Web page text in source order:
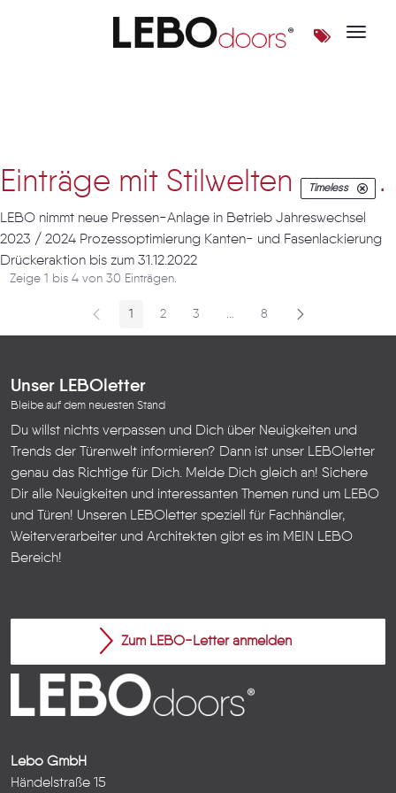
Toggle
Einträge mit Stilwelten Timeless .
LEBO nimmt neue Pressen-Anlage in Betrieb Jahreswechsel
2023 / 2024 Prozessoptimierung Kanten- und Fasenlackierung
Drückeraktion bis zum 31.12.2022
Zeige 1 bis 4 von 30 Einträgen.
Seite
1 Seite
2 Seite
3 ...Zwischenseiten
Seite
8
Unser LEBOletter
Bleibe auf dem neuesten Stand
Du willst nichts verpassen und Dich über Neuigkeiten und
Trends der Türenwelt informieren? Dann ist unser LEBOletter
genau das Richtige für Dich. Melde Dich gleich an! Sichere
Dir alle Neuigkeiten und interessanten Themen rund um LEBO
und Türen! Unseren LEBOletter speziell für Fachhändler,
Weiterverarbeiter und Architekten gibt es im MEIN LEBO
Bereich!
Zum LEBO-Letter anmelden
Lebo GmbH
Händelstraße 15